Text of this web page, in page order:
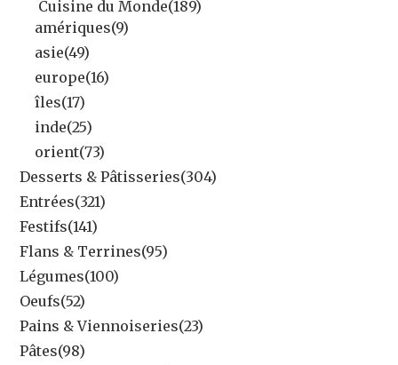
Cuisine du Monde(189)
amériques(9)
asie(49)
europe(16)
îles(17)
inde(25)
orient(73)
Desserts & Pâtisseries(304)
Entrées(321)
Festifs(141)
Flans & Terrines(95)
Légumes(100)
Oeufs(52)
Pains & Viennoiseries(23)
Pâtes(98)